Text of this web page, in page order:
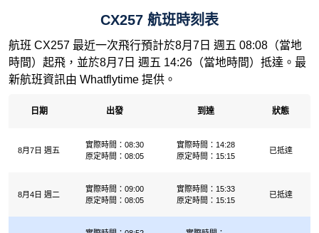
CX257 航班時刻表
航班 CX257 最近一次飛行預計於8月7日 週五 08:08（當地
時間）起飛，並於8月7日 週五 14:26（當地時間）抵達。最
新航班資訊由 Whatflytime 提供。
日期 出發 到達 狀態
8月7日 週五
實際時間：08:30
原定時間：08:05
實際時間：14:28
原定時間：15:15
已抵達
8月4日 週二
實際時間：09:00
原定時間：08:05
實際時間：15:33
原定時間：15:15
已抵達